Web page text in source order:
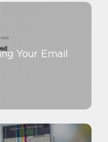
Your Email